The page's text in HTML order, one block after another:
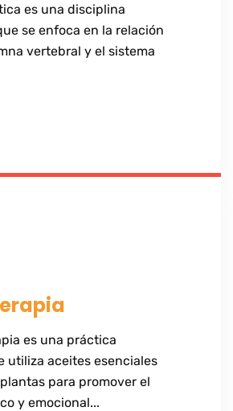
es una disciplina
se enfoca en la relación
vertebral y el sistema
es una práctica
utiliza aceites esenciales
para promover el
y emocional...